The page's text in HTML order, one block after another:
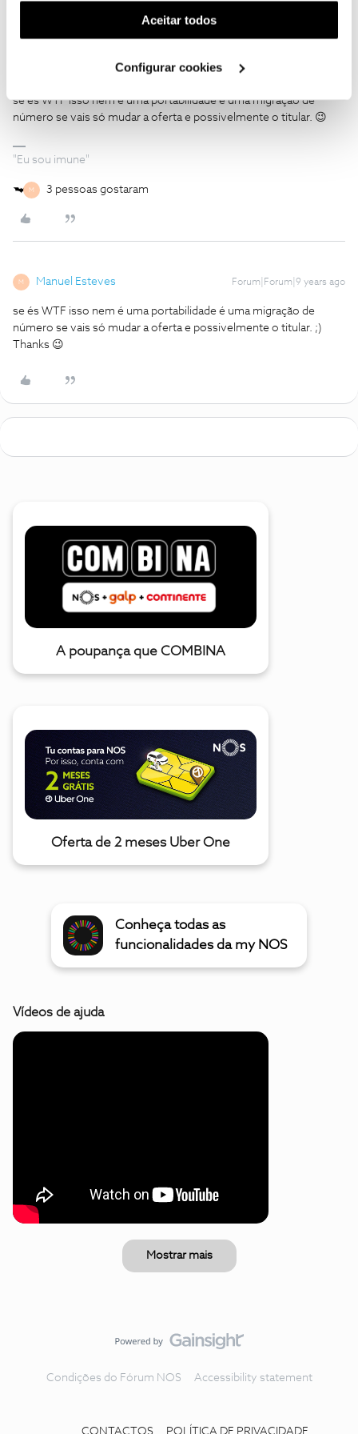
(cookies de publicidade personalizada). Pode gerir a
utilização dos cookies clicando em "Configurar
Aceitar todos
Configurar cookies Forum|Forum|9 years ago
se és WTF isso nem é uma portabilidade é uma migração de
número se vais só mudar a oferta e possivelmente o titular. 😉
"Eu sou imune"
M 3 pessoas gostaram
M Manuel Esteves Forum|Forum|9 years ago
se és WTF isso nem é uma portabilidade é uma migração de
número se vais só mudar a oferta e possivelmente o titular. ;)
Thanks 😉
A poupança que COMBINA
Oferta de 2 meses Uber One
Conheça todas as
funcionalidades da my NOS
Vídeos de ajuda
Mostrar mais
Condições do Fórum NOS Accessibility statement